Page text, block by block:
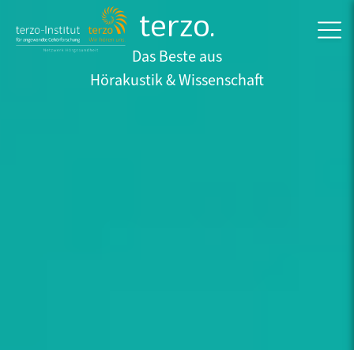
terzo.
Das Beste aus
Hörakustik & Wissenschaft